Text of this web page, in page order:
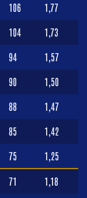
106 1,77
104 1,73
94 1,57
90 1,50
88 1,47
85 1,42
75 1,25
71 1,18